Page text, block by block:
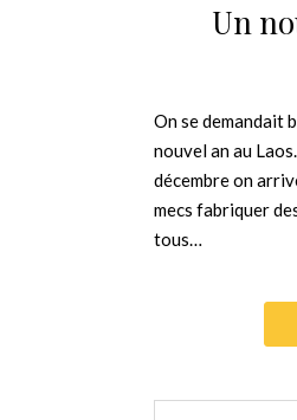
Un
On se demandait
nouvel an au
décembre on
mecs fabriquer
tous…